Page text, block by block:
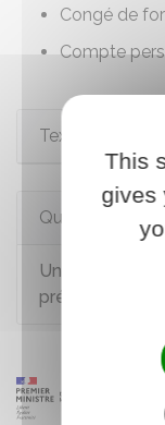
Congé de
Compte
Textes de
Questions ?
Un salarié du
préparer et
This
gives